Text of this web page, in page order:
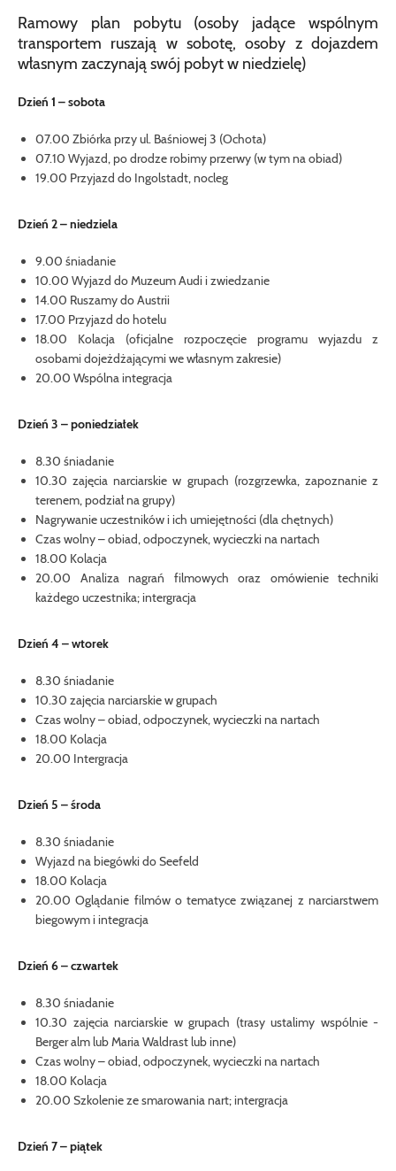
Ramowy plan pobytu (osoby jadące wspólnym
transportem ruszają w sobotę, osoby z dojazdem
własnym zaczynają swój pobyt w niedzielę)
Dzień 1 – sobota
07.00 Zbiórka przy ul. Baśniowej 3 (Ochota)
07.10 Wyjazd, po drodze robimy przerwy (w tym na obiad)
19.00 Przyjazd do Ingolstadt, nocleg
Dzień 2 – niedziela
9.00 śniadanie
10.00 Wyjazd do Muzeum Audi i zwiedzanie
14.00 Ruszamy do Austrii
17.00 Przyjazd do hotelu
18.00 Kolacja (oficjalne rozpoczęcie programu wyjazdu z
osobami dojeżdżającymi we własnym zakresie)
20.00 Wspólna integracja
Dzień 3 – poniedziałek
8.30 śniadanie
10.30 zajęcia narciarskie w grupach (rozgrzewka, zapoznanie z
terenem, podział na grupy)
Nagrywanie uczestników i ich umiejętności (dla chętnych)
Czas wolny – obiad, odpoczynek, wycieczki na nartach
18.00 Kolacja
20.00 Analiza nagrań filmowych oraz omówienie techniki
każdego uczestnika; intergracja
Dzień 4 – wtorek
8.30 śniadanie
10.30 zajęcia narciarskie w grupach
Czas wolny – obiad, odpoczynek, wycieczki na nartach
18.00 Kolacja
20.00 Intergracja
Dzień 5 – środa
8.30 śniadanie
Wyjazd na biegówki do Seefeld
18.00 Kolacja
20.00 Oglądanie filmów o tematyce związanej z narciarstwem
biegowym i integracja
Dzień 6 – czwartek
8.30 śniadanie
10.30 zajęcia narciarskie w grupach (trasy ustalimy wspólnie -
Berger alm lub Maria Waldrast lub inne)
Czas wolny – obiad, odpoczynek, wycieczki na nartach
18.00 Kolacja
20.00 Szkolenie ze smarowania nart; intergracja
Dzień 7 – piątek